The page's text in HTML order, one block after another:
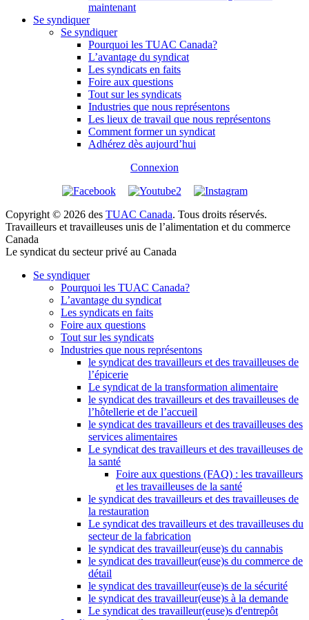
maintenant
Se syndiquer
Se syndiquer
Pourquoi les TUAC Canada?
L’avantage du syndicat
Les syndicats en faits
Foire aux questions
Tout sur les syndicats
Industries que nous représentons
Les lieux de travail que nous représentons
Comment former un syndicat
Adhérez dès aujourd’hui
Connexion
Copyright © 2026 des TUAC Canada. Tous droits réservés.
Travailleurs et travailleuses unis de l’alimentation et du commerce
Canada
Le syndicat du secteur privé au Canada
Se syndiquer
Pourquoi les TUAC Canada?
L’avantage du syndicat
Les syndicats en faits
Foire aux questions
Tout sur les syndicats
Industries que nous représentons
le syndicat des travailleurs et des travailleuses de
l’épicerie
Le syndicat de la transformation alimentaire
le syndicat des travailleurs et des travailleuses de
l’hôtellerie et de l’accueil
le syndicat des travailleurs et des travailleuses des
services alimentaires
Le syndicat des travailleurs et des travailleuses de
la santé
Foire aux questions (FAQ) : les travailleurs
et les travailleuses de la santé
le syndicat des travailleurs et des travailleuses de
la restauration
Le syndicat des travailleurs et des travailleuses du
secteur de la fabrication
le syndicat des travailleur(euse)s du cannabis
le syndicat des travailleur(euse)s du commerce de
détail
le syndicat des travailleur(euse)s de la sécurité
le syndicat des travailleur(euse)s à la demande
Le syndicat des travailleur(euse)s d'entrepôt